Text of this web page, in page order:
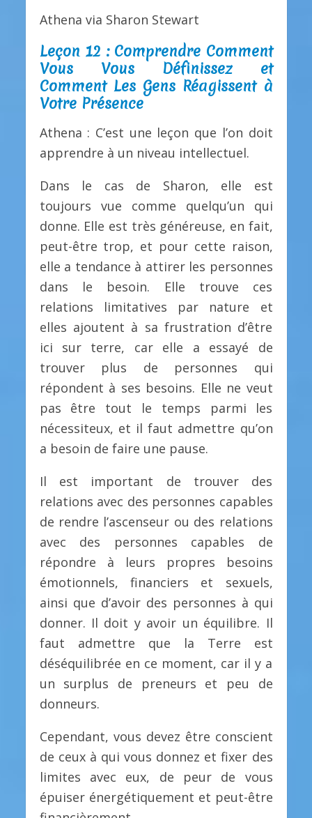
Athena via Sharon Stewart
Leçon 12 : Comprendre Comment
Vous Vous Définissez et
Comment Les Gens Réagissent à
Votre Présence
Athena : C’est une leçon que l’on doit
apprendre à un niveau intellectuel.
Dans le cas de Sharon, elle est
toujours vue comme quelqu’un qui
donne. Elle est très généreuse, en fait,
peut-être trop, et pour cette raison,
elle a tendance à attirer les personnes
dans le besoin. Elle trouve ces
relations limitatives par nature et
elles ajoutent à sa frustration d’être
ici sur terre, car elle a essayé de
trouver plus de personnes qui
répondent à ses besoins. Elle ne veut
pas être tout le temps parmi les
nécessiteux, et il faut admettre qu’on
a besoin de faire une pause.
Il est important de trouver des
relations avec des personnes capables
de rendre l’ascenseur ou des relations
avec des personnes capables de
répondre à leurs propres besoins
émotionnels, financiers et sexuels,
ainsi que d’avoir des personnes à qui
donner. Il doit y avoir un équilibre. Il
faut admettre que la Terre est
déséquilibrée en ce moment, car il y a
un surplus de preneurs et peu de
donneurs.
Cependant, vous devez être conscient
de ceux à qui vous donnez et fixer des
limites avec eux, de peur de vous
épuiser énergétiquement et peut-être